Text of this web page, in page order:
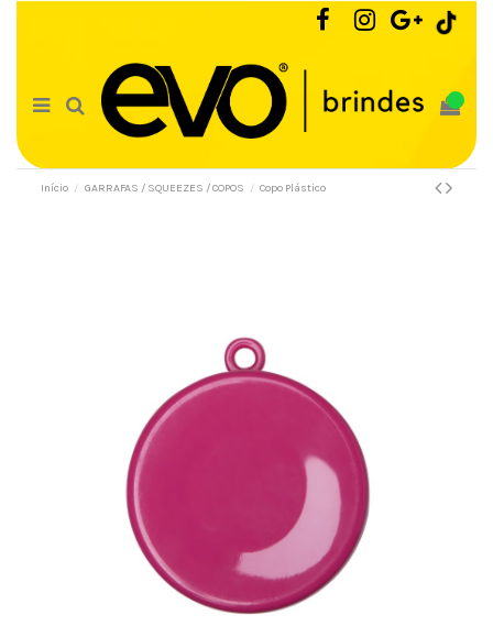
Início GARRAFAS / SQUEEZES / COPOS Copo Plástico